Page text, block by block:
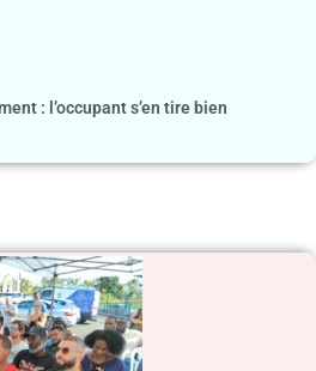
: l’occupant s’en tire bien